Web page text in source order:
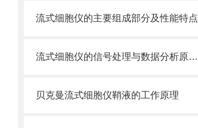
流式细胞仪的主要组成部分及性能特点
流式细胞仪的信号处理与数据分析原理分析
贝克曼流式细胞仪鞘液的工作原理